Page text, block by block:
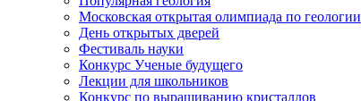
Московская открытая олимпиада по геологии
День открытых дверей
Фестиваль науки
Конкурс Ученые будущего
Лекции для школьников
Конкурс по выращиванию кристаллов